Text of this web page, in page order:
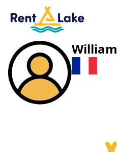
William